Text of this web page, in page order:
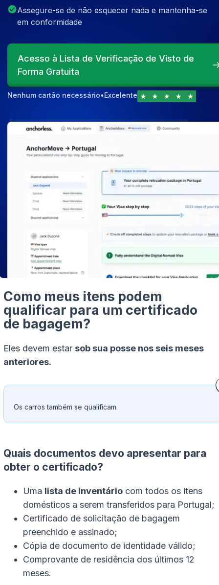
Assegure-se de não esquecer nada e mantenha-se
em conformidade
Acesso à Lista de Verificação de Visto de
Forma Gratuita
Nenhum cartão necessário•Excelente
Como meus itens podem
qualificar para um certificado
de bagagem?
Eles devem estar sob sua posse nos seis meses
anteriores.
Os carros também se qualificam.
Quais documentos devo apresentar para
obter o certificado?
Uma lista de inventário com todos os itens
domésticos a serem transferidos para Portugal;
Certificado de solicitação de bagagem
preenchido e assinado;
Cópia de documento de identidade válido;
Comprovante de residência dos últimos 12
meses.